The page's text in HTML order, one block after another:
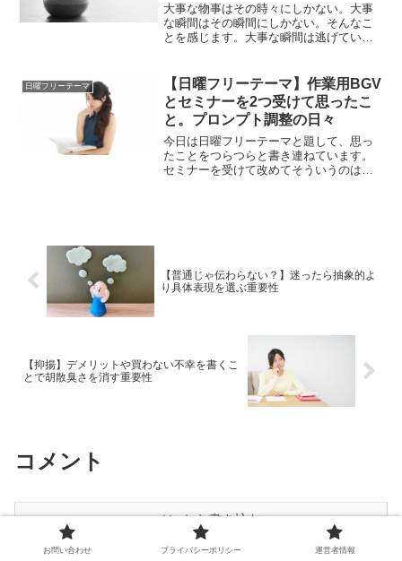
大事な物事はその時々にしかない。大事
な瞬間はその瞬間にしかない。そんなこ
とを感じます。大事な瞬間は逃げてい
んだなと学習しました。
日曜フリーテーマ
【日曜フリーテーマ】作業用BGV
とセミナーを2つ受けて思ったこ
と。プロンプト調整の日々
今日は日曜フリーテーマと題して、思っ
たことをつらつらと書き連ねています。
セミナーを受けて改めてそういうのは大
【普通じゃ伝わらない？】迷ったら抽象的よ
り具体表現を選ぶ重要性
【抑揚】デメリットや買わない不幸を書くこ
とで胡散臭さを消す重要性
コメント
コメントを書き込む
お問い合わせ プライバシーポリシー 運営者情報